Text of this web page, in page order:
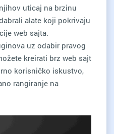
uticaj na brzinu
alate koji pokrivaju
web sajta.
uz odabir pravog
kreirati brz web sajt
korisničko iskustvo,
rangiranje na